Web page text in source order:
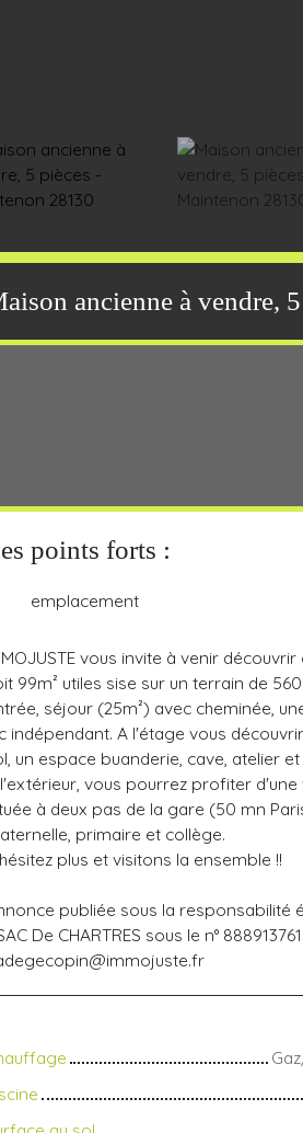
ancienne à vendre,
points forts :
emplacement
vous invite à venir
99m² utiles sise sur un terrain de
séjour (25m²) avec cheminée,
indépendant. A l'étage vous
un espace buanderie, cave, atelier
vous pourrez profiter d'une
à deux pas de la gare (50 mn
primaire et collège.
plus et visitons la ensemble !!
publiée sous la responsabilité
De CHARTRES sous le n°